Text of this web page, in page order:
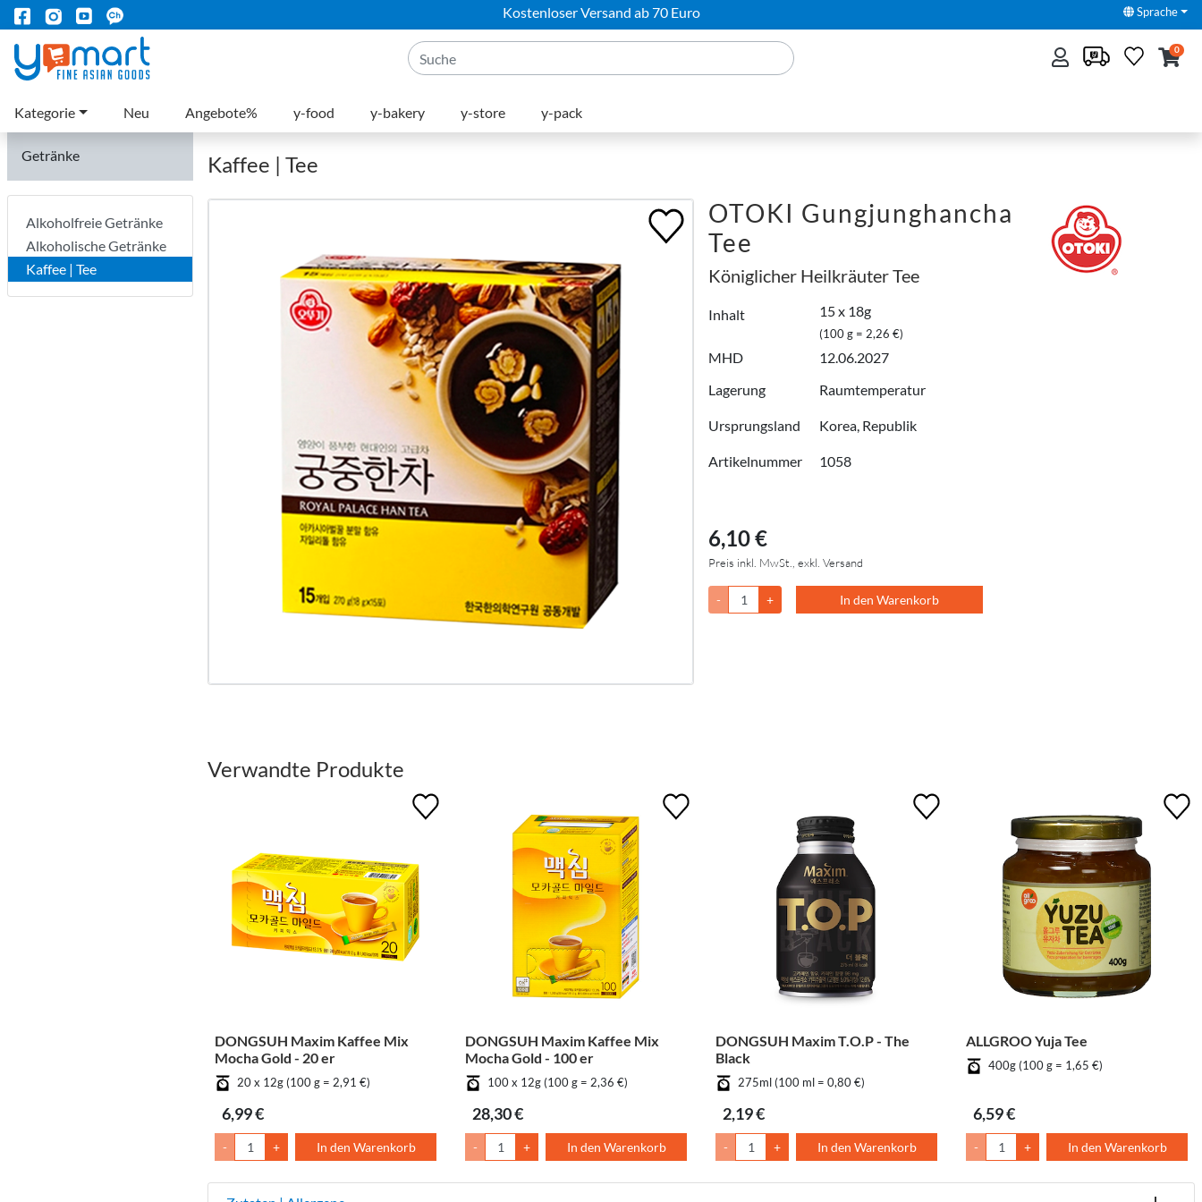
Kostenloser Versand ab 70 Euro Sprache
0
Kategorie Neu Angebote% y-food y-bakery y-store y-pack
Getränke
Alkoholfreie Getränke
Alkoholische Getränke
Kaffee | Tee
Kaffee | Tee
OTOKI Gungjunghancha
Tee
Königlicher Heilkräuter Tee
Inhalt 15 x 18g
(100 g = 2,26 €)
MHD
12.06.2027
Lagerung
Raumtemperatur
Ursprungsland Korea, Republik
Artikelnummer 1058
6,10 €
Preis inkl. MwSt., exkl. Versand
- + In den Warenkorb
Verwandte Produkte
DONGSUH Maxim Kaffee Mix
Mocha Gold - 20 er
20 x 12g (100 g = 2,91 €)
6,99 €
- + In den Warenkorb
DONGSUH Maxim Kaffee Mix
Mocha Gold - 100 er
100 x 12g (100 g = 2,36 €)
28,30 €
- + In den Warenkorb
DONGSUH Maxim T.O.P - The
Black
275ml (100 ml = 0,80 €)
2,19 €
- + In den Warenkorb
ALLGROO Yuja Tee
400g (100 g = 1,65 €)
6,59 €
- + In den Warenkorb